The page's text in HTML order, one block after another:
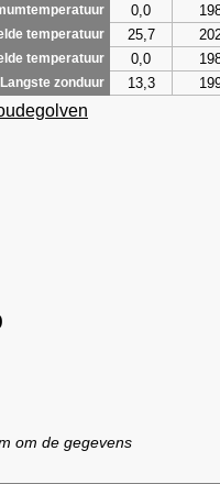
0,0
temperatuur 25,7
temperatuur 0,0
Langste zonduur 13,3
om de gegevens